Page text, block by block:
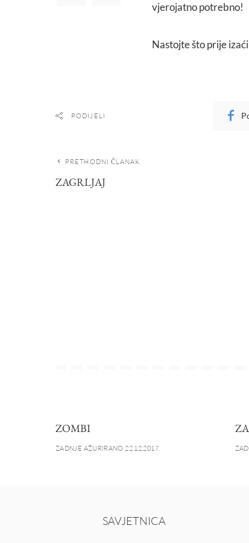
vjerojatno potrebno!
Nastojte što prije
PODIJELI
PRETHODNI ČLANAK
ZAGRLJAJ
ZOMBI
ZADNJE AŽURIRANO 22.12.2017.
SAVJETNICA